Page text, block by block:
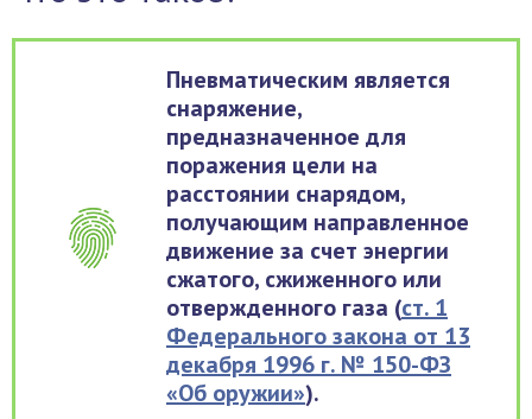
Пневматическим является
снаряжение,
предназначенное для
поражения цели на
расстоянии снарядом,
получающим направленное
движение за счет энергии
сжатого, сжиженного или
отвержденного газа (ст. 1
Федерального закона от 13
декабря 1996 г. № 150-ФЗ
«Об оружии»).